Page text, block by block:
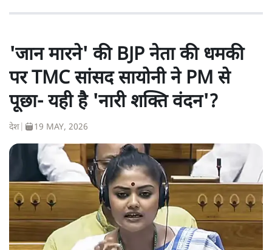
'जान मारने' की BJP नेता की धमकी
पर TMC सांसद सायोनी ने PM से
पूछा- यही है 'नारी शक्ति वंदन'?
देश 19 MAY, 2026